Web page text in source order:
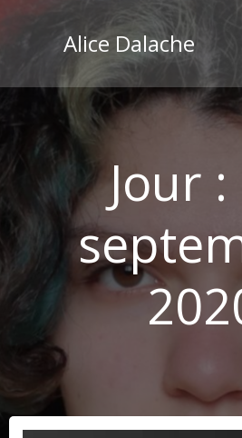
Alice Dalache
Jour :